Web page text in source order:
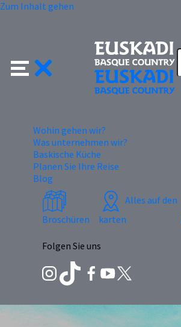
Zum Inhalt gehen
Wohin gehen wir?
Was unternehmen wir?
Baskische Küche
Planen Sie Ihre Reise
Blog
Broschüren
Alles auf den
karten
Folgen Sie uns